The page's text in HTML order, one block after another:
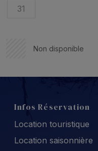
31
Non disponible
Infos Réservation
Location touristique
Location saisonnière